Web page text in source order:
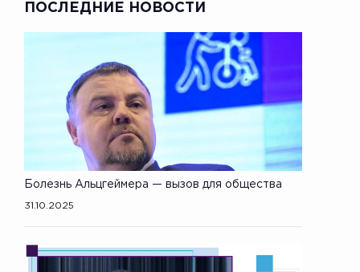
ПОСЛЕДНИЕ НОВОСТИ
Болезнь Альцгеймера — вызов для общества
31.10.2025